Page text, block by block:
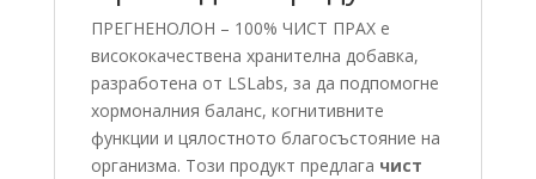
ПРЕГНЕНОЛОН – 100% ЧИСТ ПРАХ е
висококачествена хранителна добавка,
разработена от LSLabs, за да подпомогне
хормоналния баланс, когнитивните
функции и цялостното благосъстояние на
организма. Този продукт предлага чист